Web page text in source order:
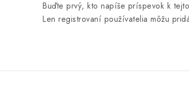
Buďte prvý, kto napíše príspevok k
Len registrovaní používatelia môžu